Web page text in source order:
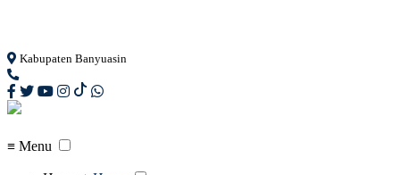
Kabupaten Banyuasin
≡ Menu